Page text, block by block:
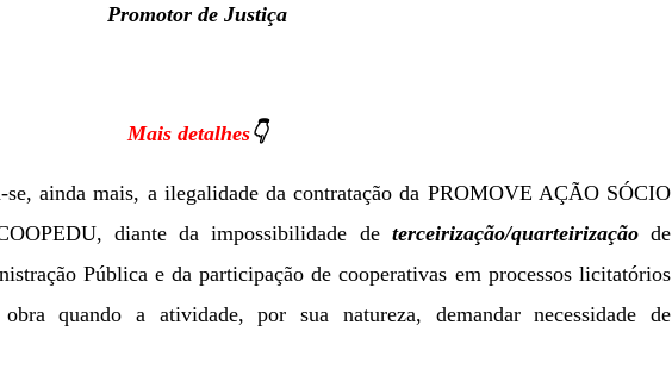
Promotor de Justiça
Mais detalhes👇
ainda mais, a ilegalidade da contratação da PROMOVE AÇÃO SÓCIO
diante da impossibilidade de terceirização/quarteirizaçãode
Pública e da participação de cooperativas em processos licitatórios
quando a atividade, por sua natureza, demandar necessidade de